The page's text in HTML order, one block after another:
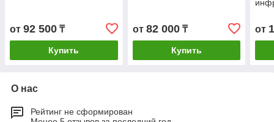
от 92 500 ₸
Купить
от 82 000₸
Купить
от
О нас
Рейтинг не сформирован